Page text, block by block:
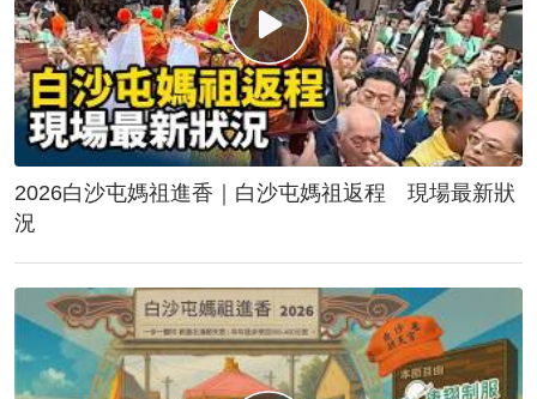
2026白沙屯媽祖進香｜白沙屯媽祖返程 現場最新狀
況